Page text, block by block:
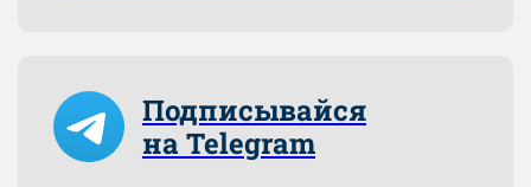
Подписывайся
на Telegram